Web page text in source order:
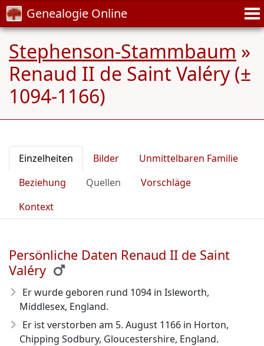
Genealogie Online
Stephenson-Stammbaum »
Renaud II de Saint Valéry (±
1094-1166)
Einzelheiten Bilder
Unmittelbaren Familie
Beziehung
Quellen
Vorschläge
Kontext
Persönliche Daten Renaud II de Saint
Valéry
Er wurde geboren rund 1094 in Isleworth,
Middlesex, England.
Er ist verstorben am 5. August 1166 in Horton,
Chipping Sodbury, Gloucestershire, England.